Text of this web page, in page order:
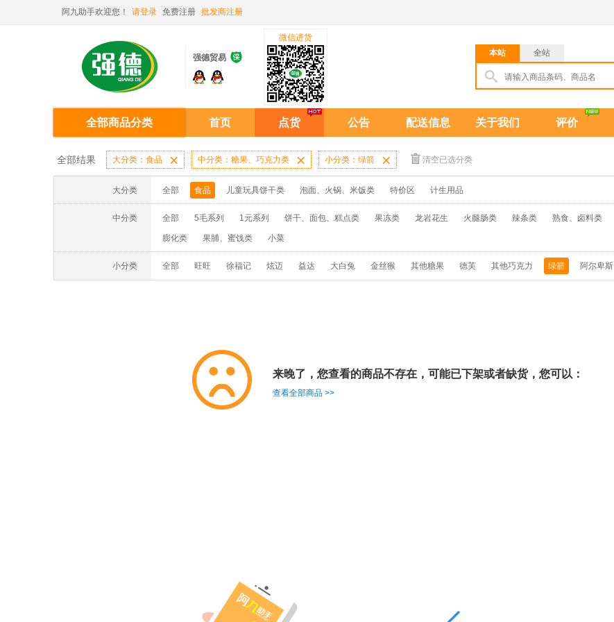
阿九助手欢迎您！ 请登录 免费注册 批发商注册
强德贸易 
微信进货
本站
全站
全部商品分类 首页 点货 公告 配送信息 关于我们 评价
全部结果 大分类：食品  中分类：糖果、巧克力类  小分类：绿箭  清空已选分类
大分类 全部 食品 儿童玩具饼干类 泡面、火锅、米饭类 特价区 计生用品
中分类 全部 5毛系列 1元系列 饼干、面包、糕点类 果冻类 龙岩花生 火腿肠类 辣条类 熟食、卤料类
膨化类 果脯、蜜饯类 小菜
小分类 全部 旺旺 徐福记 炫迈 益达 大白兔 金丝猴 其他糖果 德芙 其他巧克力 绿箭 阿尔卑斯
来晚了，您查看的商品不存在，可能已下架或者缺货，您可以：
查看全部商品 >>